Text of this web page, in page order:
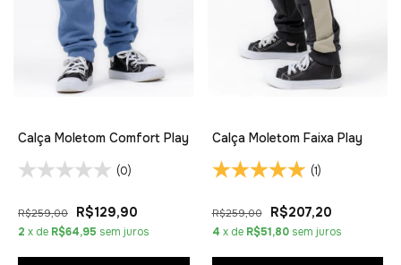
Calça Moletom Comfort Play
(0)
R$259,00 R$129,90
2 x de R$64,95 sem juros
Calça Moletom Faixa Play
(1)
R$259,00 R$207,20
4 x de R$51,80 sem juros